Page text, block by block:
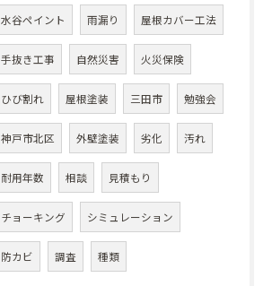
水谷ペイント 雨漏り 屋根カバー工法
手抜き工事 自然災害 火災保険
ひび割れ 屋根塗装 三田市 勉強会
神戸市北区 外壁塗装 劣化 汚れ
耐用年数 相談 見積もり
チョーキング シミュレーション
防カビ 調査 種類